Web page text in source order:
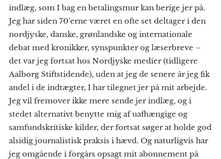
indlæg, som I bag en betalingsmur kan berige jer på.
Jeg har siden 70'erne været en ofte set deltager i den
nordjyske, danske, grønlandske og internationale
debat med kronikker, synspunkter og læserbreve –
det var jeg fortsat hos Nordjyske medier (tidligere
Aalborg Stiftstidende), uden at jeg de senere år jeg fik
andel i de indtægter, I har tilegnet jer på mit arbejde.
Jeg vil fremover ikke mere sende jer indlæg, og i
stedet alternativt benytte mig af uafhængige og
samfundskritiske kilder, der fortsat søger at holde god
alsidig journalistisk praksis i hævd. Og naturligvis har
jeg omgående i forgårs opsagt mit abonnement på